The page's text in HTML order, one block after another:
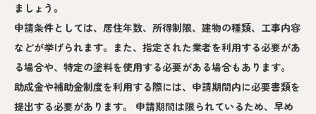
ましょう。
申請条件としては、居住年数、所得制限、建物の種類、工事内容
などが挙げられます。また、指定された業者を利用する必要があ
る場合や、特定の塗料を使用する必要がある場合もあります。
助成金や補助金制度を利用する際には、申請期間内に必要書類を
提出する必要があります。 申請期間は限られているため、早め